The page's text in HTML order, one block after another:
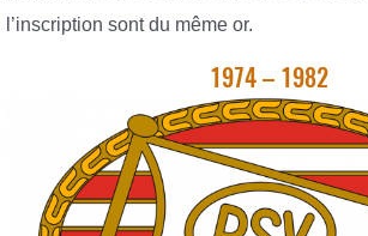
l’inscription sont du même or.
1974 – 1982